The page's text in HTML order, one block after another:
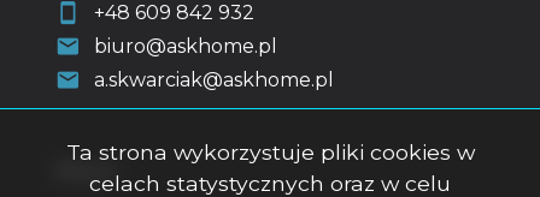
+48 609 842 932
biuro@askhome.pl
a.skwarciak@askhome.pl
Ta strona wykorzystuje pliki cookies w
celach statystycznych oraz w celu